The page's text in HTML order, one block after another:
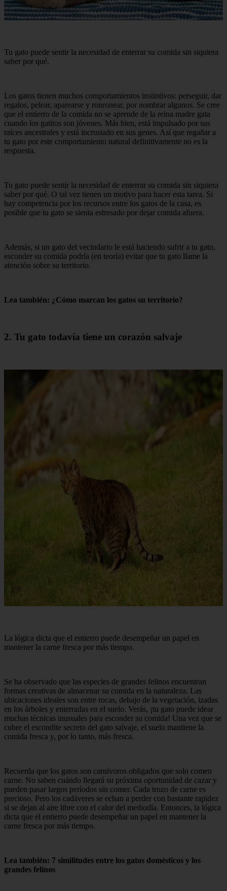
Tu gato puede sentir la necesidad de enterrar su comida sin siquiera
saber por qué.
Los gatos tienen muchos comportamientos instintivos: perseguir, dar
regalos, pelear, aparearse y ronronear, por nombrar algunos. Se cree
que el entierro de la comida no se aprende de la reina madre gata
cuando los gatitos son jóvenes. Más bien, está impulsado por sus
raíces ancestrales y está incrustado en sus genes. Así que regañar a
tu gato por este comportamiento natural definitivamente no es la
respuesta.
Tu gato puede sentir la necesidad de enterrar su comida sin siquiera
saber por qué. O tal vez tienen un motivo para hacer esta tarea. Si
hay competencia por los recursos entre los gatos de la casa, es
posible que tu gato se sienta estresado por dejar comida afuera.
Además, si un gato del vecindario le está haciendo sufrir a tu gato,
esconder su comida podría (en teoría) evitar que tu gato llame la
atención sobre su territorio.
Lea también: ¿Cómo marcan los gatos su territorio?
2. Tu gato todavía tiene un corazón salvaje
La lógica dicta que el entierro puede desempeñar un papel en
mantener la carne fresca por más tiempo.
Se ha observado que las especies de grandes felinos encuentran
formas creativas de almacenar su comida en la naturaleza. Las
ubicaciones ideales son entre rocas, debajo de la vegetación, izadas
en los árboles y enterradas en el suelo. Verás, ¡tu gato puede idear
muchas técnicas inusuales para esconder su comida! Una vez que se
cubre el escondite secreto del gato salvaje, el suelo mantiene la
comida fresca y, por lo tanto, más fresca.
Recuerda que los gatos son carnívoros obligados que solo comen
carne. No saben cuándo llegará su próxima oportunidad de cazar y
pueden pasar largos períodos sin comer. Cada trozo de carne es
precioso. Pero los cadáveres se echan a perder con bastante rapidez
si se dejan al aire libre con el calor del mediodía. Entonces, la lógica
dicta que el entierro puede desempeñar un papel en mantener la
carne fresca por más tiempo.
Lea también: 7 similitudes entre los gatos domésticos y los
grandes felinos